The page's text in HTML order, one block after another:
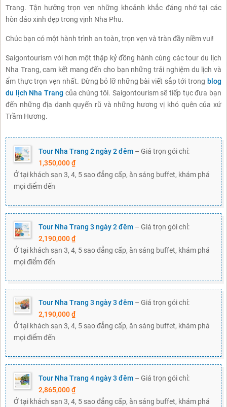
Trang. Tận hưởng trọn vẹn những khoảnh khắc đáng nhớ tại các
hòn đảo xinh đẹp trong vịnh Nha Phu.
Chúc bạn có một hành trình an toàn, trọn vẹn và tràn đầy niềm vui!
Saigontourism với hơn một thập kỷ đồng hành cùng các tour du lịch
Nha Trang, cam kết mang đến cho bạn những trải nghiệm du lịch và
ẩm thực trọn vẹn nhất. Đừng bỏ lỡ những bài viết sắp tới trong blog
du lịch Nha Trang của chúng tôi. Saigontourism sẽ tiếp tục đưa bạn
đến những địa danh quyến rũ và những hương vị khó quên của xứ
Trầm Hương.
Tour Nha Trang 2 ngày 2 đêm– Giá trọn gói chỉ:
1,350,000 ₫
Ở tại khách sạn 3, 4, 5 sao đẳng cấp, ăn sáng buffet, khám phá
mọi điểm đến
Tour Nha Trang 3 ngày 2 đêm– Giá trọn gói chỉ:
2,190,000 ₫
Ở tại khách sạn 3, 4, 5 sao đẳng cấp, ăn sáng buffet, khám phá
mọi điểm đến
Tour Nha Trang 3 ngày 3 đêm– Giá trọn gói chỉ:
2,190,000 ₫
Ở tại khách sạn 3, 4, 5 sao đẳng cấp, ăn sáng buffet, khám phá
mọi điểm đến
Tour Nha Trang 4 ngày 3 đêm– Giá trọn gói chỉ:
2,865,000 ₫
Ở tại khách sạn 3, 4, 5 sao đẳng cấp, ăn sáng buffet, khám phá